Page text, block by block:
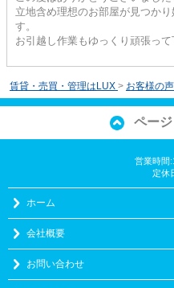
立地含め理想のお部屋が見つかり
す。
お引越し作業もゆっくり頑張って
賃貸・売買・管理はLUX > お客様の
ペー
営業時間
定休
ホーム
会社概要
お問い合わせ